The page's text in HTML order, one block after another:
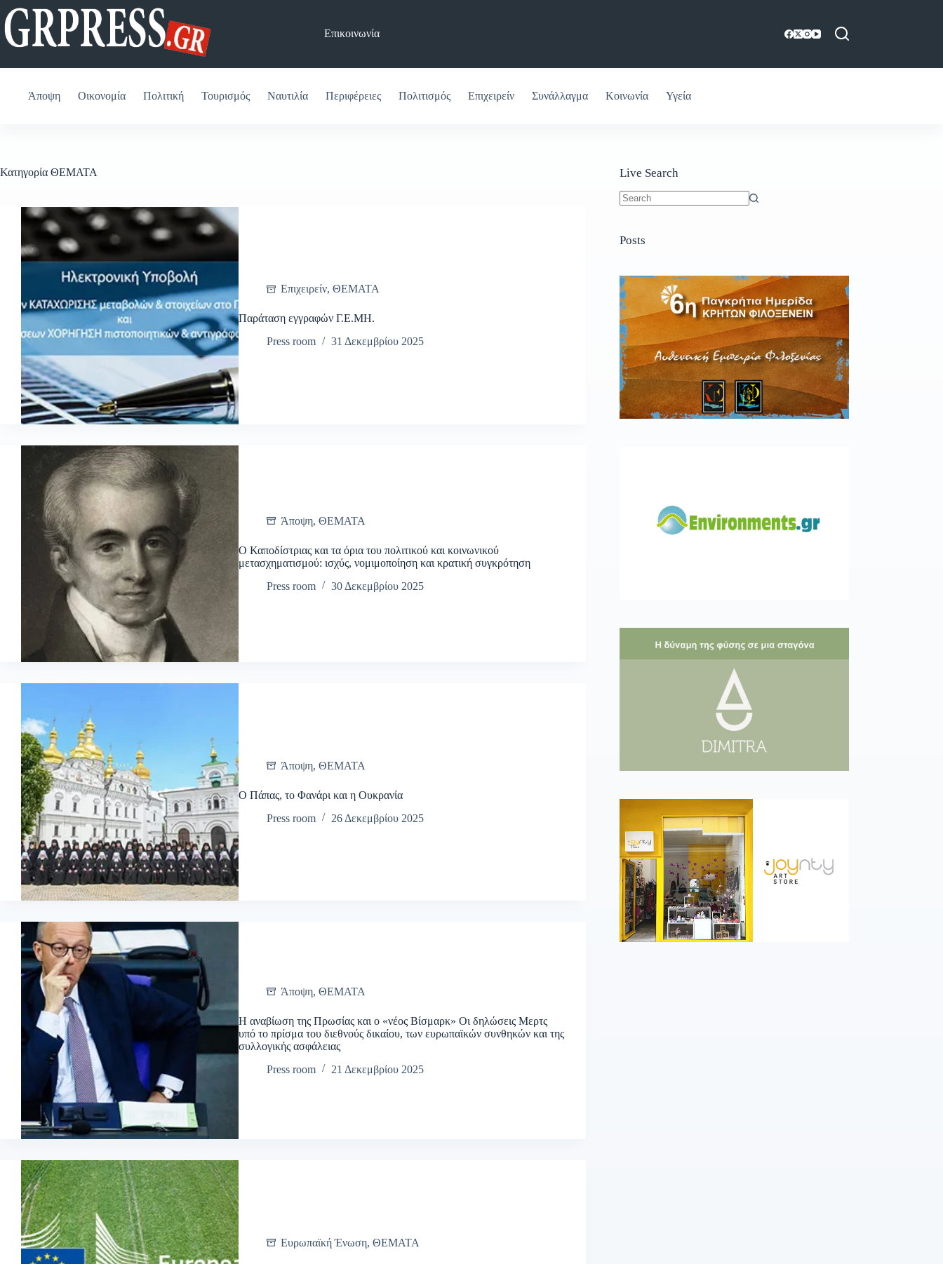
Μετάβαση
στο
περιεχόμενο
Επικοινωνία
Άποψη Οικονομία Πολιτική Τουρισμός Ναυτιλία Περιφέρειες Πολιτισμός Επιχειρείν Συνάλλαγμα Κοινωνία Υγεία
Κατηγορία ΘΕΜΑΤΑ
Επιχειρείν, ΘΕΜΑΤΑ
Παράταση εγγραφών Γ.Ε.ΜΗ.
Press room
31 Δεκεμβρίου 2025
Άποψη, ΘΕΜΑΤΑ
Ο Καποδίστριας και τα όρια του πολιτικού και κοινωνικού
μετασχηματισμού: ισχύς, νομιμοποίηση και κρατική συγκρότηση
Press room
30 Δεκεμβρίου 2025
Άποψη, ΘΕΜΑΤΑ
Ο Πάπας, το Φανάρι και η Ουκρανία
Press room
26 Δεκεμβρίου 2025
Άποψη, ΘΕΜΑΤΑ
Η αναβίωση της Πρωσίας και ο «νέος Βίσμαρκ» Οι δηλώσεις Μερτς
υπό το πρίσμα του διεθνούς δικαίου, των ευρωπαϊκών συνθηκών και της
συλλογικής ασφάλειας
Press room
21 Δεκεμβρίου 2025
Ευρωπαϊκή Ένωση, ΘΕΜΑΤΑ
Live Search
Posts